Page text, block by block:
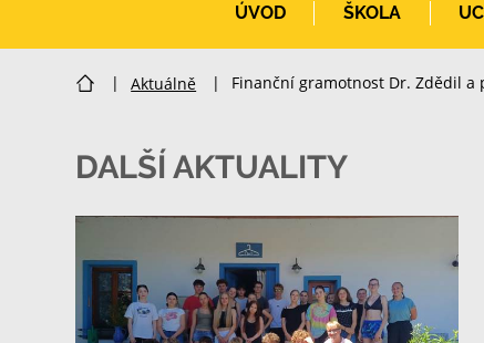
ÚVOD ŠKOLA
| Aktuálně | Finanční gramotnost Dr. Zdědil a
DALŠÍ AKTUALITY